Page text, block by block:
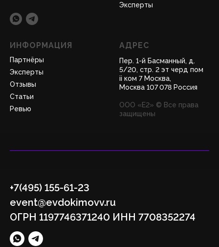
Эксперты
ИНФОРМАЦИЯ
Партнёры
Эксперты
Отзывы
Статьи
Ревью
АДРЕС
Пер. 1-й Басманный, д.
5/20, стр. 2 эт черд пом
ii ком 7 Москва,
Москва 107 078 Россия
ООО «Е2» © Все права
защищены
+7(495) 155-61-23
event@evdokimovv.ru
ОГРН 1197746371240 ИНН 7708352274